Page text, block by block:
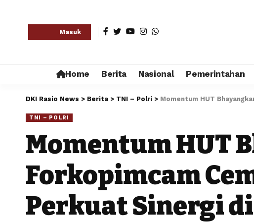
Masuk
Home Berita Nasional Pemerintahan
DKI Rasio News > Berita > TNI – Polri > Momentum HUT
TNI – POLRI
Momentum HUT
Forkopimcam
Perkuat Sinergi